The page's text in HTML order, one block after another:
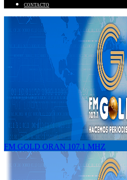
CONTACTO
FM GOLD ORAN 107.1 MHZ